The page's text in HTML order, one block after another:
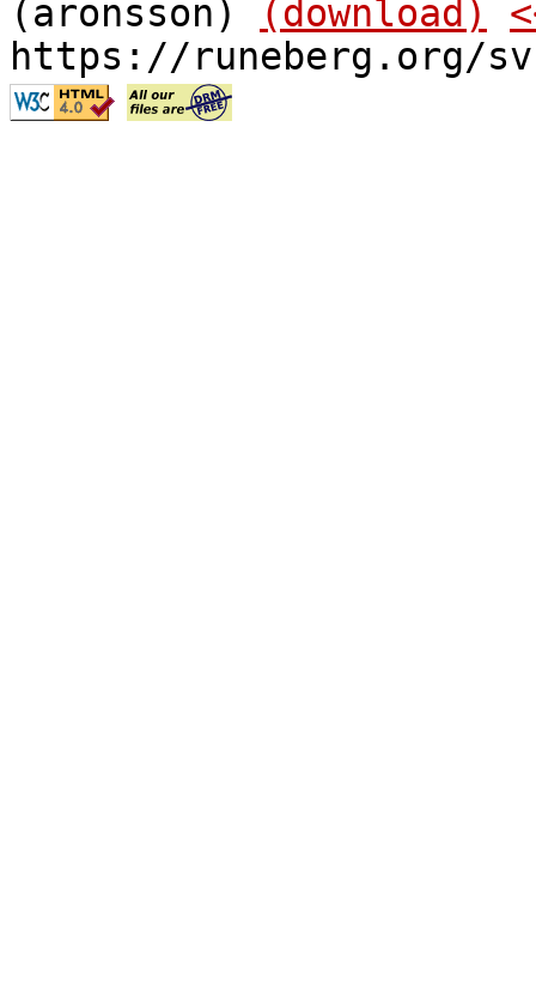
(aronsson)
(download)
https://runeberg.org/